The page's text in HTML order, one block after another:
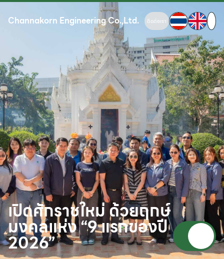
Channakorn Engineering Co.,Ltd. ติดต่อเรา
เปิดศักราชใหม่ ด้วยฤกษ์
มงคลแห่ง “9 แรกของปี
2026”